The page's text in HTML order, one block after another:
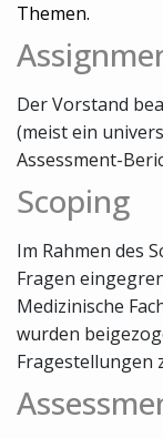
Themen.
Der Vorstand
(meist ein
Assessment-
Scoping
Im Rahmen des
Fragen
Medizinische
wurden
Fragestellungen